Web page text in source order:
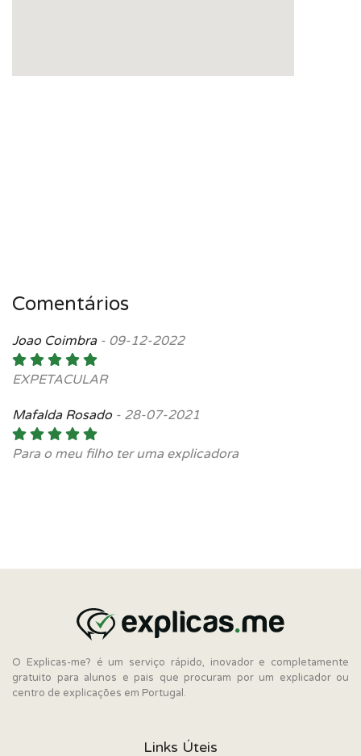
Comentários
Joao Coimbra- 09-12-2022
EXPETACULAR
Mafalda Rosado - 28-07-2021
Para o meu filho ter uma explicadora
O Explicas-me? é um serviço rápido, inovador e completamente
gratuito para alunos e pais que procuram por um explicador ou
centro de explicações em Portugal.
Links Úteis